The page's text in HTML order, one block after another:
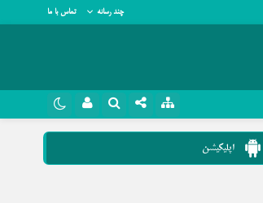
چند رسانه تماس با ما
روبیکا
سروش
اپلیکیشن